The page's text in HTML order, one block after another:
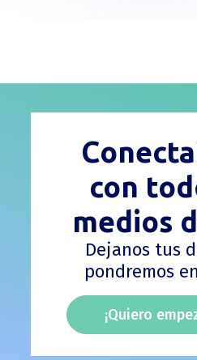
con
medios
Dejanos tus
pondremos
¡Quiero